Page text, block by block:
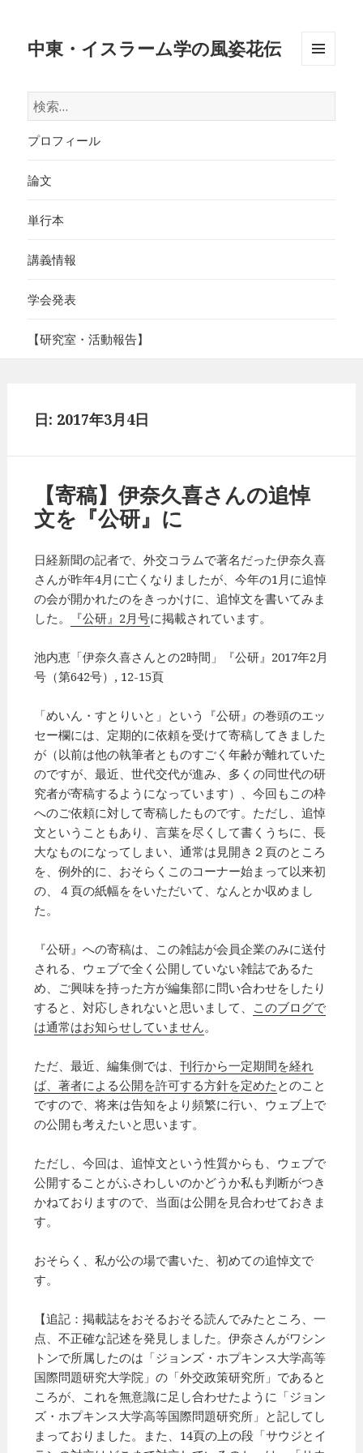
中東・イスラーム学の風姿花伝
検
索:
プロフィール
論文
単行本
講義情報
学会発表
【研究室・活動報告】
日: 2017年3月4日
【寄稿】伊奈久喜さんの追悼
文を『公研』に
日経新聞の記者で、外交コラムで著名だった伊奈久喜
さんが昨年4月に亡くなりましたが、今年の1月に追悼
の会が開かれたのをきっかけに、追悼文を書いてみま
した。
『公研』2月号に掲載されています。
池内恵「伊奈久喜さんとの2時間」『公研』2017年2月
号（第642号）, 12-15頁
「めいん・すとりいと」という『公研』の巻頭のエッ
セー欄には、定期的に依頼を受けて寄稿してきました
が（以前は他の執筆者とものすごく年齢が離れていた
のですが、最近、世代交代が進み、多くの同世代の研
究者が寄稿するようになっています）、今回もこの枠
へのご依頼に対して寄稿したものです。ただし、追悼
文ということもあり、言葉を尽くして書くうちに、長
大なものになってしまい、通常は見開き２頁のところ
を、例外的に、おそらくこのコーナー始まって以来初
の、４頁の紙幅ををいただいて、なんとか収めまし
た。
『公研』への寄稿は、この雑誌が会員企業のみに送付
される、ウェブで全く公開していない雑誌であるた
め、ご興味を持った方が編集部に問い合わせをしたり
すると、対応しきれないと思いまして、 このブログで
は通常はお知らせしていません。
ただ、最近、編集側では、刊行から一定期間を経れ
ば、著者による公開を許可する方針を定めた とのこと
ですので、将来は告知をより頻繁に行い、ウェブ上で
の公開も考えたいと思います。
ただし、今回は、追悼文という性質からも、ウェブで
公開することがふさわしいのかどうか私も判断がつき
かねておりますので、当面は公開を見合わせておきま
す。
おそらく、私が公の場で書いた、初めての追悼文で
す。
【追記：掲載誌をおそるおそる読んでみたところ、一
点、不正確な記述を発見しました。伊奈さんがワシン
トンで所属したのは「ジョンズ・ホプキンス大学高等
国際問題研究大学院」の「外交政策研究所」であると
ころが、これを無意識に足し合わせたように「ジョン
ズ・ホプキンス大学高等国際問題研究所」と記してし
まっておりました。また、14頁の上の段「サウジとイ